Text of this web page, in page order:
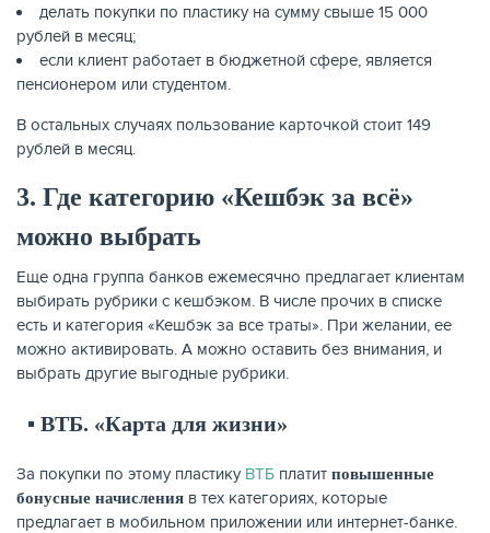
делать покупки по пластику на сумму свыше 15 000
рублей в месяц;
если клиент работает в бюджетной сфере, является
пенсионером или студентом.
В остальных случаях пользование карточкой стоит 149
рублей в месяц.
3. Где категорию «Кешбэк за всё»
можно выбрать
Еще одна группа банков ежемесячно предлагает клиентам
выбирать рубрики с кешбэком. В числе прочих в списке
есть и категория «Кешбэк за все траты». При желании, ее
можно активировать. А можно оставить без внимания, и
выбрать другие выгодные рубрики.
▪️ ВТБ. «Карта для жизни»
За покупки по этому пластику ВТБ платит повышенные
бонусные начисления в тех категориях, которые
предлагает в мобильном приложении или интернет-банке.